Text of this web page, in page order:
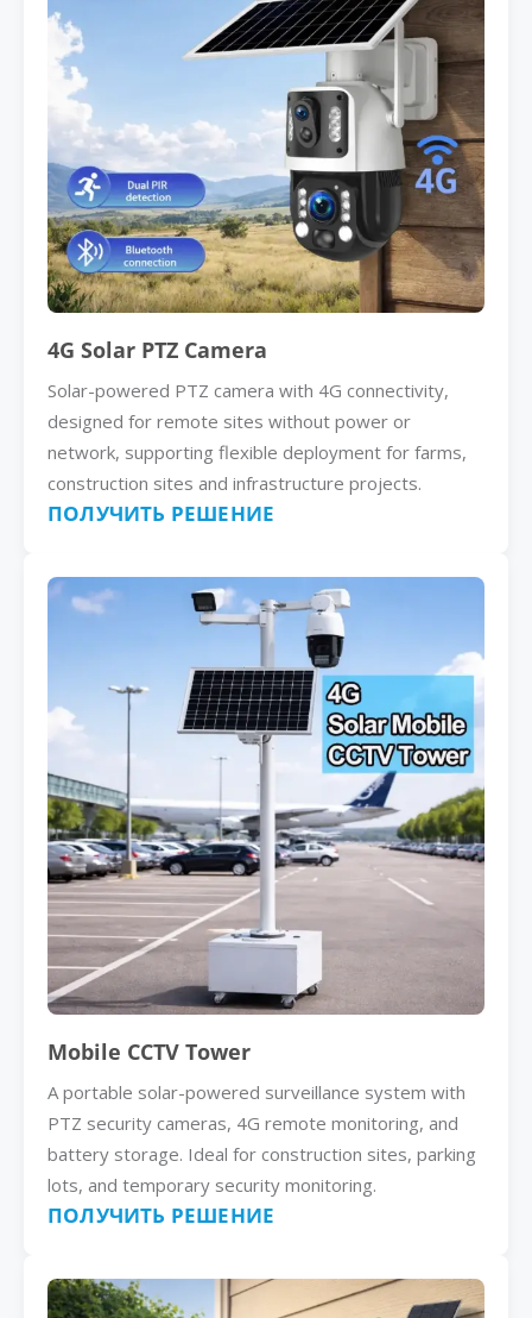
4G Solar PTZ Camera
Solar-powered PTZ camera with 4G connectivity,
designed for remote sites without power or
network, supporting flexible deployment for farms,
construction sites and infrastructure projects.
ПОЛУЧИТЬ РЕШЕНИЕ
Mobile CCTV Tower
A portable solar-powered surveillance system with
PTZ security cameras, 4G remote monitoring, and
battery storage. Ideal for construction sites, parking
lots, and temporary security monitoring.
ПОЛУЧИТЬ РЕШЕНИЕ